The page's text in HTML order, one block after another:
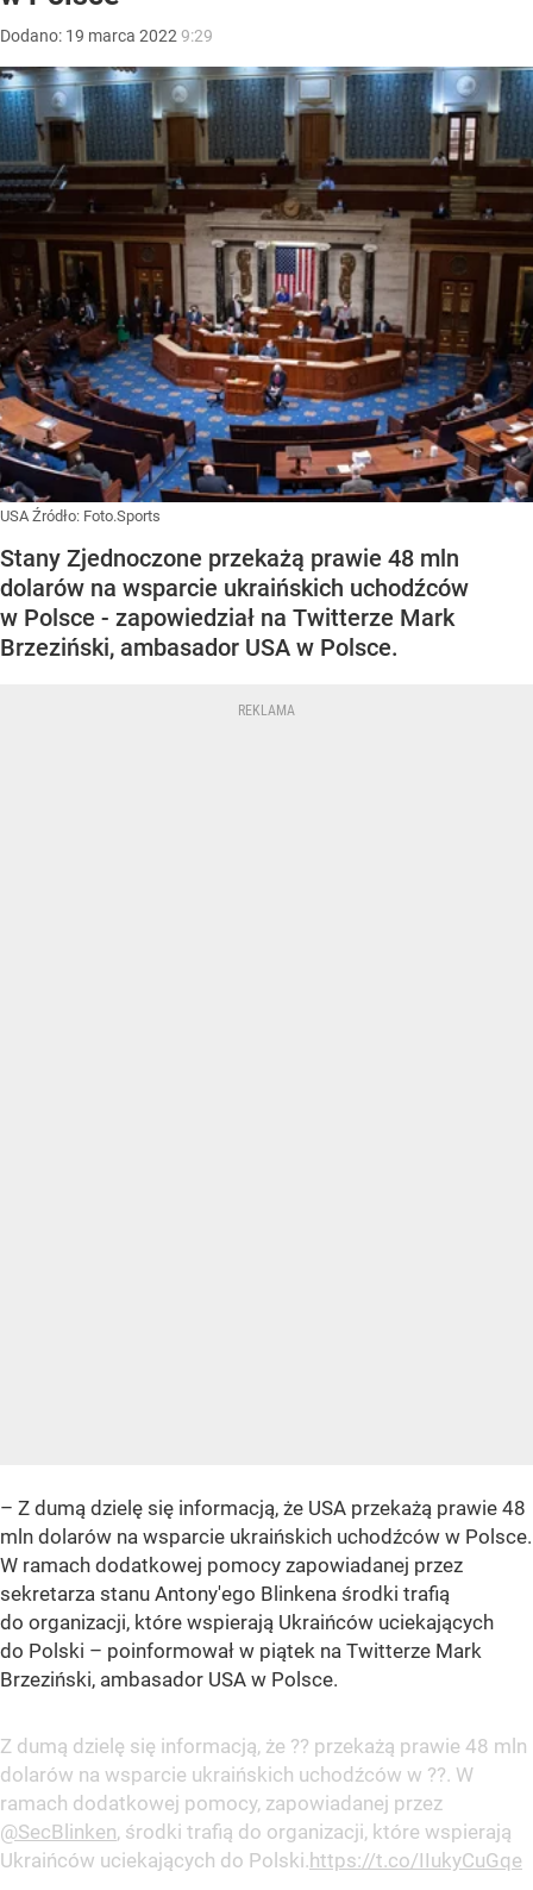
Dodano: 19 marca 2022 9:29
USA Źródło: Foto.Sports
Stany Zjednoczone przekażą prawie 48 mln
dolarów na wsparcie ukraińskich uchodźców
w Polsce - zapowiedział na Twitterze Mark
Brzeziński, ambasador USA w Polsce.
– Z dumą dzielę się informacją, że USA przekażą prawie 48
mln dolarów na wsparcie ukraińskich uchodźców w Polsce.
W ramach dodatkowej pomocy zapowiadanej przez
sekretarza stanu Antony'ego Blinkena środki trafią
do organizacji, które wspierają Ukraińców uciekających
do Polski – poinformował w piątek na Twitterze Mark
Brzeziński, ambasador USA w Polsce.
Z dumą dzielę się informacją, że ?? przekażą prawie 48 mln
dolarów na wsparcie ukraińskich uchodźców w ??. W
ramach dodatkowej pomocy, zapowiadanej przez
@SecBlinken, środki trafią do organizacji, które wspierają
Ukraińców uciekających do Polski. https://t.co/IIukyCuGqe